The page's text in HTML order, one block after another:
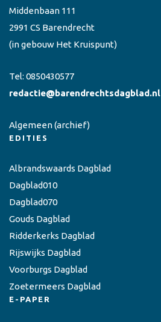
Middenbaan 111
2991 CS Barendrecht
(in gebouw Het Kruispunt)
Tel: 0850430577
redactie@barendrechtsdagblad.nl
Algemeen(archief)
EDITIES
Albrandswaards Dagblad
Dagblad010
Dagblad070
Gouds Dagblad
Ridderkerks Dagblad
Rijswijks Dagblad
Voorburgs Dagblad
Zoetermeers Dagblad
E-PAPER